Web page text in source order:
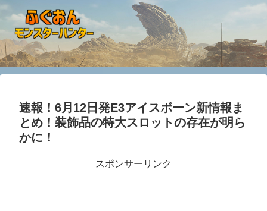
速報！6月12日発E3アイスボーン新情報ま
とめ！装飾品の特大スロットの存在が明ら
かに！
スポンサーリンク